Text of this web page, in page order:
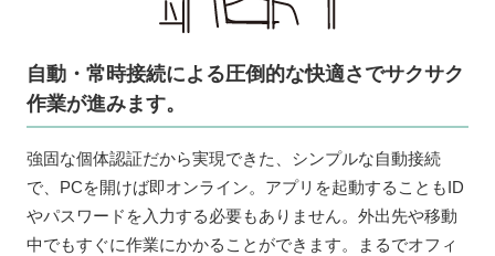
自動・常時接続による圧倒的な快適さでサクサク
作業が進みます。
強固な個体認証だから実現できた、シンプルな自動接続
で、PCを開けば即オンライン。アプリを起動することもID
やパスワードを入力する必要もありません。外出先や移動
中でもすぐに作業にかかることができます。まるでオフィ